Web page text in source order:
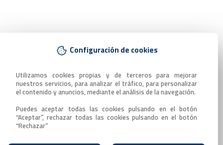
Configuración de cookies
Utilizamos cookies propias y de terceros para mejorar
nuestros servicios, para analizar el tráfico, para personalizar
el contenido y anuncios, mediante el análisis de la navegación.
Puedes aceptar todas las cookies pulsando en el botón
“Aceptar”, rechazar todas las cookies pulsando en el botón
“Rechazar”